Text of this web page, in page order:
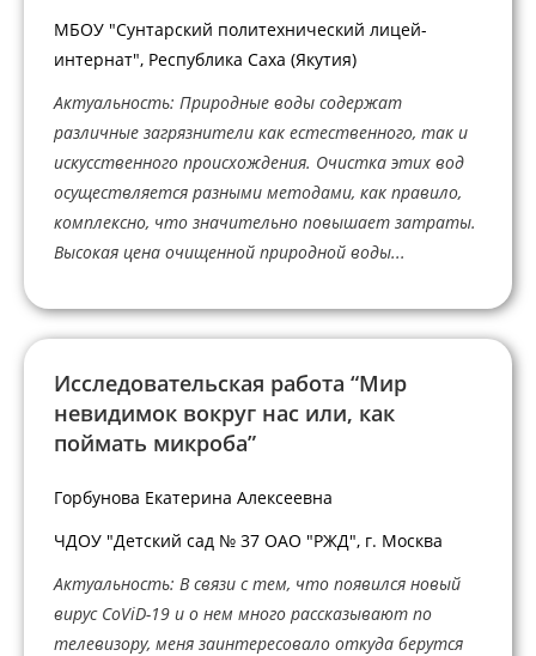
МБОУ "Сунтарский политехнический лицей-
интернат", Республика Саха (Якутия)
Актуальность: Природные воды содержат
различные загрязнители как естественного, так и
искусственного происхождения. Очистка этих вод
осуществляется разными методами, как правило,
комплексно, что значительно повышает затраты.
Высокая цена очищенной природной воды...
Исследовательская работа “Мир
невидимок вокруг нас или, как
поймать микроба”
Горбунова Екатерина Алексеевна
ЧДОУ "Детский сад № 37 ОАО "РЖД", г. Москва
Актуальность: В связи с тем, что появился новый
вирус CoViD-19 и о нем много рассказывают по
телевизору, меня заинтересовало откуда берутся